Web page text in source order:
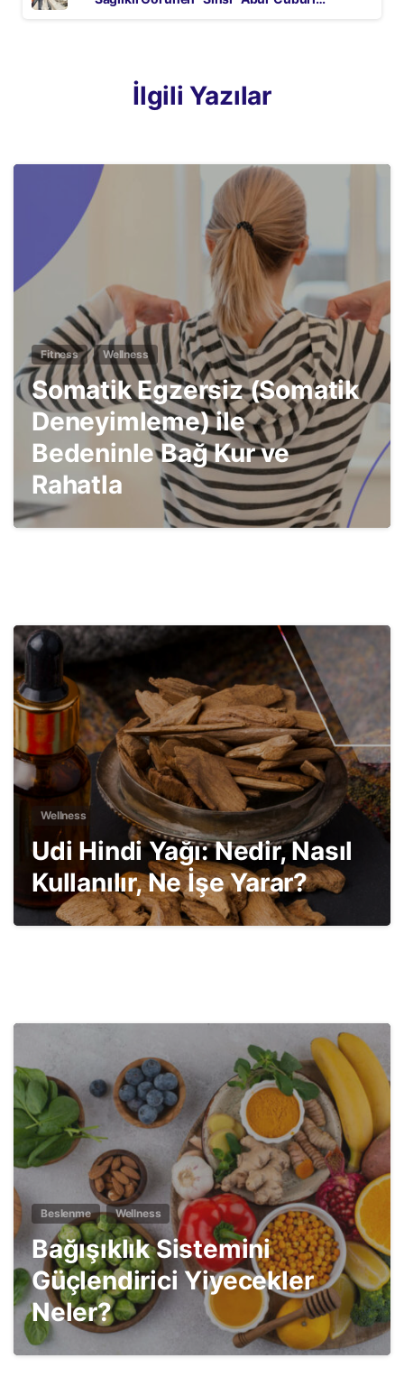
İlgili Yazılar
Fitness Wellness
Somatik Egzersiz (Somatik
Deneyimleme) ile
Bedeninle Bağ Kur ve
Rahatla
Wellness
Udi Hindi Yağı: Nedir, Nasıl
Kullanılır, Ne İşe Yarar?
2
Beslenme Wellness
Bağışıklık Sistemini
Güçlendirici Yiyecekler
Neler?